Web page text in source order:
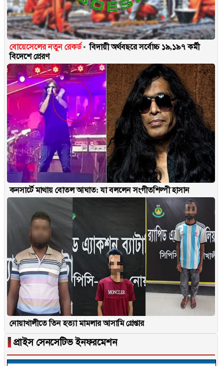
বোয়েসেলের নতুন রেকর্ড
বিদায়ী অর্থবছরে সর্বোচ্চ ১৯,১৯৭ কর্মী
বিদেশে প্রেরণ
কনসার্টে মাথায় বোতল আঘাত: যা বললেন সংগীতশিল্পী হাসান
নোয়াখালীতে তিন হত্যা মামলার আসামি গ্রেপ্তার
▐ প্রাইস সেনসেটিভ ইনফরমেশন